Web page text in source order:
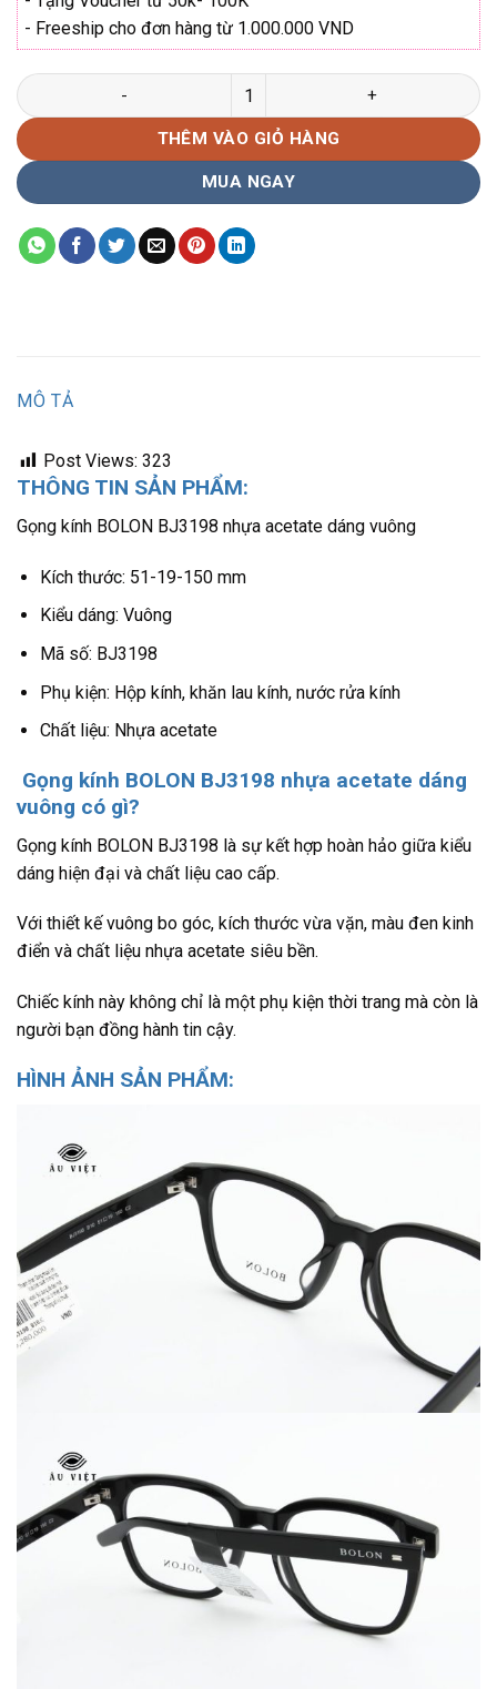
- Freeship cho đơn hàng từ 1.000.000 VND
GỌNG KÍNH BOLON BJ3198 NHỰA ACETATE DÁNG VUÔNG số
THÊM VÀO GIỎ HÀNG
MUA NGAY
MÔ TẢ
Post Views: 323
THÔNG TIN SẢN PHẨM:
Gọng kính BOLON BJ3198 nhựa acetate dáng vuông
Kích thước: 51-19-150 mm
Kiểu dáng: Vuông
Mã số: BJ3198
Phụ kiện: Hộp kính, khăn lau kính, nước rửa kính
Chất liệu: Nhựa acetate
Gọng kính BOLON BJ3198 nhựa acetate dáng
vuông có gì?
Gọng kính BOLON BJ3198 là sự kết hợp hoàn hảo giữa kiểu
dáng hiện đại và chất liệu cao cấp.
Với thiết kế vuông bo góc, kích thước vừa vặn, màu đen kinh
điển và chất liệu nhựa acetate siêu bền.
Chiếc kính này không chỉ là một phụ kiện thời trang mà còn là
người bạn đồng hành tin cậy.
HÌNH ẢNH SẢN PHẨM: